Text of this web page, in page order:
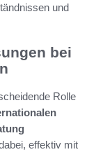
und
bei
Rolle
effektiv mit